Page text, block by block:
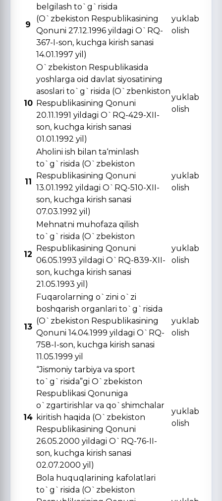
9
belgilash to`g`risida
(O`zbekiston Respublikasining
Qonuni 27.12.1996 yildagi O`RQ-
367-I-son, kuchga kirish sanasi
14.01.1997 yil)
yuklab
olish
10
O`zbekiston Respublikasida
yoshlarga oid davlat siyosatining
asoslari to`g`risida (O`zbenkiston
Respublikasining Qonuni
20.11.1991 yildagi O`RQ-429-XII-
son, kuchga kirish sanasi
01.01.1992 yil)
yuklab
olish
11
Aholini ish bilan ta‘minlash
to`g`risida (O`zbekiston
Respublikasining Qonuni
13.01.1992 yildagi O`RQ-510-XII-
son, kuchga kirish sanasi
07.03.1992 yil)
yuklab
olish
12
Mehnatni muhofaza qilish
to`g`risida (O`zbekiston
Respublikasining Qonuni
06.05.1993 yildagi O`RQ-839-XII-
son, kuchga kirish sanasi
21.05.1993 yil)
yuklab
olish
13
Fuqarolarning o`zini o`zi
boshqarish organlari to`g`risida
(O`zbekiston Respublikasining
Qonuni 14.04.1999 yildagi O`RQ-
758-I-son, kuchga kirish sanasi
11.05.1999 yil
yuklab
olish
14
“Jismoniy tarbiya va sport
to`g`risida”gi O`zbekiston
Respublikasi Qonuniga
o`zgartirishlar va qo`shimchalar
kiritish haqida (O`zbekiston
Respublikasining Qonuni
26.05.2000 yildagi O`RQ-76-II-
son, kuchga kirish sanasi
02.07.2000 yil)
yuklab
olish
Bola huquqlarining kafolatlari
to`g`risida (O`zbekiston